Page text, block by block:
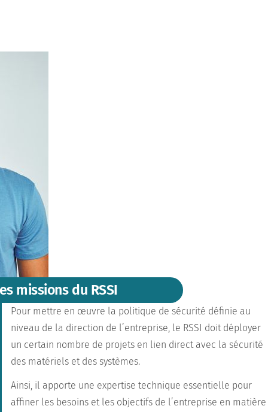
missions du RSSI
Pour mettre en œuvre la politique de sécurité définie au
niveau de la direction de l’entreprise, le RSSI doit déployer
un certain nombre de projets en lien direct avec la sécurité
des matériels et des systèmes.
Ainsi, il apporte une expertise technique essentielle pour
affiner les besoins et les objectifs de l’entreprise en matière